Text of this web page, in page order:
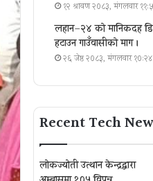
१२ श्रावण २०८३, मंगलवार
लहान–२४ को मानिकदह
हटाउन गाउँवासीको माग ।
२६ जेष्ठ २०८३, मंगलवार १०:२४
Recent Tech
लोकज्योती उत्थान केन्द्रद्वारा